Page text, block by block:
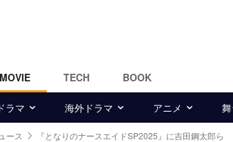
MOVIE TECH BOOK
ラマ 海外ドラマ アニメ
ース 『となりのナースエイドSP2025』に吉田鋼太郎ら